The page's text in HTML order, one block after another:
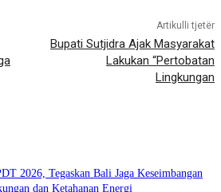
Artikulli tjetër
Bupati Sutjidra Ajak Masyarakat
Lakukan “Pertobatan
Lingkungan
2026, Tegaskan Bali Jaga Keseimbangan
dan Ketahanan Energi